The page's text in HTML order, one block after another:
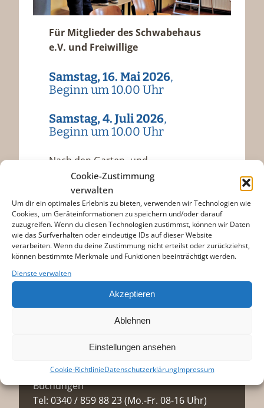
Cookie-Zustimmung
verwalten
Um dir ein optimales Erlebnis zu bieten, verwenden wir Technologien wie
Cookies, um Geräteinformationen zu speichern und/oder darauf
zuzugreifen. Wenn du diesen Technologien zustimmst, können wir Daten
wie das Surfverhalten oder eindeutige IDs auf dieser Website
verarbeiten. Wenn du deine Zustimmung nicht erteilst oder zurückziehst,
können bestimmte Merkmale und Funktionen beeinträchtigt werden.
Dienste verwalten
Akzeptieren
Ablehnen
Einstellungen ansehen
Cookie-RichtlinieDatenschutzerklärungImpressum
Für Mitglieder des Schwabehaus
e.V. und Freiwillige
Samstag, 16. Mai 2026,
Beginn um 10.00 Uhr
Samstag, 4. Juli 2026,
Beginn um 10.00 Uhr
Nach den Garten- und
Reparaturarbeiten, findet der
obligatorische Schwabehaus-Brunch
mit gemütlichem Austausch statt.
06844 Dessau-Roßlau
Projektassistent / Raumanfragen /
Buchungen
Tel: 0340 / 859 88 23 (Mo.-Fr. 08-16 Uhr)